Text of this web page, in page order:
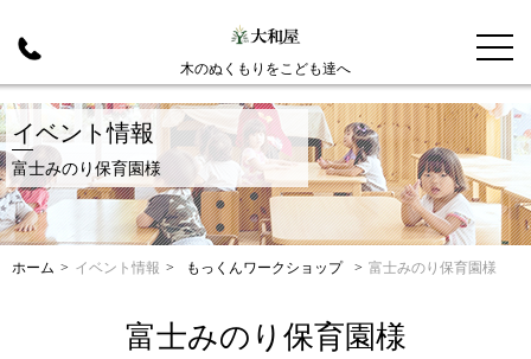
木のぬくもりをこども達へ
イベント情報
富士みのり保育園様
ホーム > イベント情報 > もっくんワークショップ > 富士みのり保育園様
富士みのり保育園様